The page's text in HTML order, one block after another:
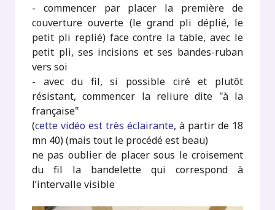
- commencer par placer la première de
couverture ouverte (le grand pli déplié, le
petit pli replié) face contre la table, avec le
petit pli, ses incisions et ses bandes-ruban
vers soi
- avec du fil, si possible ciré et plutôt
résistant, commencer la reliure dite "à la
française"
(cette vidéo est très éclairante, à partir de 18
mn 40) (mais tout le procédé est beau)
ne pas oublier de placer sous le croisement
du fil la bandelette qui correspond à
l’intervalle visible